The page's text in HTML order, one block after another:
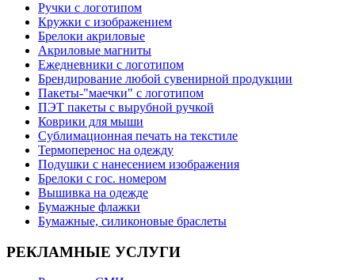
Ручки с логотипом
Кружки с изображением
Брелоки акриловые
Акриловые магниты
Ежедневники с логотипом
Брендирование любой сувенирной продукции
Пакеты-"маечки" с логотипом
ПЭТ пакеты с вырубной ручкой
Коврики для мыши
Сублимационная печать на текстиле
Термоперенос на одежду
Подушки с нанесением изображения
Брелоки с гос. номером
Вышивка на одежде
Бумажные флажки
Бумажные, силиконовые браслеты
РЕКЛАМНЫЕ УСЛУГИ